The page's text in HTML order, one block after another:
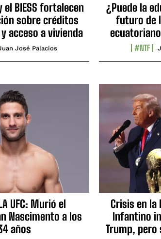
BIESS fortalecen
sobre créditos
acceso a vivienda
José Palacios
¿Puede la
futuro de
#NTF
UFC: Murió el
Nascimento a los
años
Crisis en la
Infantino
Trump, pero